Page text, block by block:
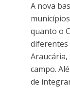
A nova
quanto o
diferentes
campo.
de